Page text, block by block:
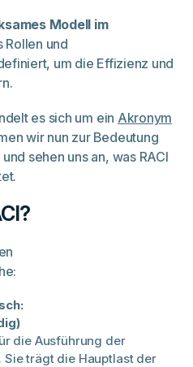
Modell im
Rollen und
um die Effizienz und
es sich um ein Akronym
wir nun zur Bedeutung
sehen uns an, was RACI
die Ausführung der
trägt die Hauptlast der